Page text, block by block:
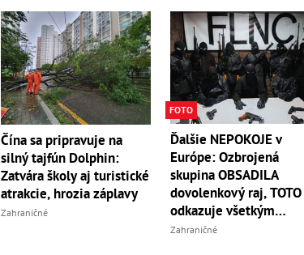
Čína sa pripravuje na
silný tajfún Dolphin:
Zatvára školy aj turistické
atrakcie, hrozia záplavy
Zahraničné
FOTO
Ďalšie NEPOKOJE v
Európe: Ozbrojená
skupina OBSADILA
dovolenkový raj, TOTO
odkazuje všetkým
turistom!
Zahraničné